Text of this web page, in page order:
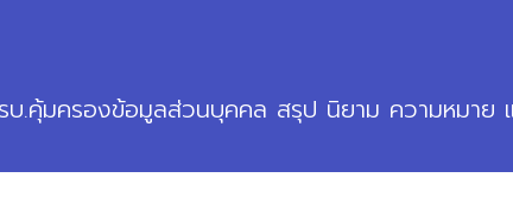
.คุ้มครองข้อมูลส่วนบุคคล สรุป นิยาม ความหมาย